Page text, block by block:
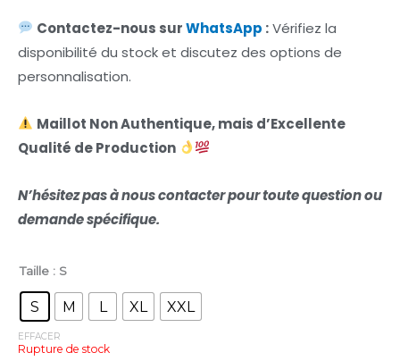
Contactez-nous surWhatsApp :Vérifiez la
disponibilité du stock et discutez des options de
personnalisation.
Maillot Non Authentique, mais d’Excellente
Qualité de Production
N’hésitez pas à nous contacter pour toute question ou
demande spécifique.
Taille : S
S M L XL XXL
EFFACER
Rupture de stock
Cap-
2022